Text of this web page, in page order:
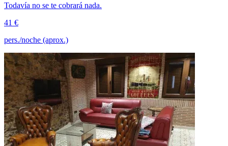
Todavía no se te cobrará nada.
41 €
pers./noche (aprox.)